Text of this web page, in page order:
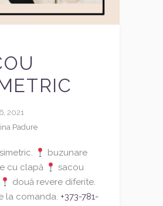
2021
Padure
buzunare
cu clapă
sacou
două revere diferite.
la comanda. +373-781-